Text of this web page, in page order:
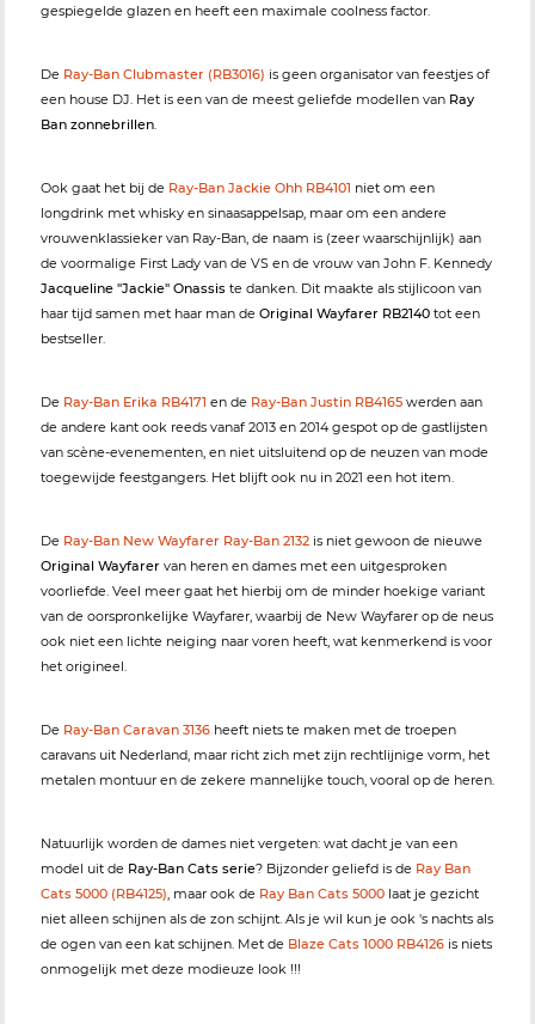
gespiegelde glazen en heeft een maximale coolness factor.
De Ray-Ban Clubmaster (RB3016) is geen organisator van feestjes of
een house DJ. Het is een van de meest geliefde modellen van Ray
Ban zonnebrillen.
Ook gaat het bij de Ray-Ban Jackie Ohh RB4101 niet om een
longdrink met whisky en sinaasappelsap, maar om een andere
vrouwenklassieker van Ray-Ban, de naam is (zeer waarschijnlijk) aan
de voormalige First Lady van de VS en de vrouw van John F. Kennedy
Jacqueline "Jackie" Onassis te danken. Dit maakte als stijlicoon van
haar tijd samen met haar man de Original Wayfarer RB2140 tot een
bestseller.
De Ray-Ban Erika RB4171 en de Ray-Ban Justin RB4165 werden aan
de andere kant ook reeds vanaf 2013 en 2014 gespot op de gastlijsten
van scène-evenementen, en niet uitsluitend op de neuzen van mode
toegewijde feestgangers. Het blijft ook nu in 2021 een hot item.
De Ray-Ban New Wayfarer Ray-Ban 2132 is niet gewoon de nieuwe
Original Wayfarer van heren en dames met een uitgesproken
voorliefde. Veel meer gaat het hierbij om de minder hoekige variant
van de oorspronkelijke Wayfarer, waarbij de New Wayfarer op de neus
ook niet een lichte neiging naar voren heeft, wat kenmerkend is voor
het origineel.
De Ray-Ban Caravan 3136 heeft niets te maken met de troepen
caravans uit Nederland, maar richt zich met zijn rechtlijnige vorm, het
metalen montuur en de zekere mannelijke touch, vooral op de heren.
Natuurlijk worden de dames niet vergeten: wat dacht je van een
model uit de Ray-Ban Cats serie? Bijzonder geliefd is de Ray Ban
Cats 5000 (RB4125), maar ook de Ray Ban Cats 5000 laat je gezicht
niet alleen schijnen als de zon schijnt. Als je wil kun je ook 's nachts als
de ogen van een kat schijnen. Met de Blaze Cats 1000 RB4126 is niets
onmogelijk met deze modieuze look !!!